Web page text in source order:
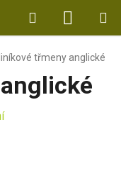
Hledat
KOŠÍK
třmeny anglické